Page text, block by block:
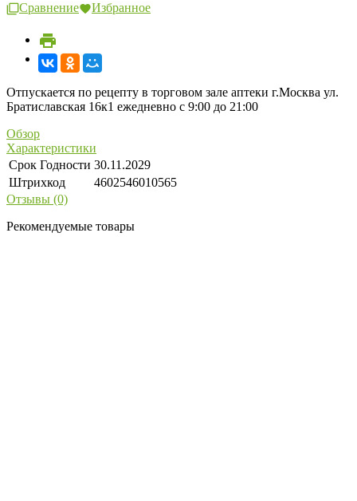
Сравнение Избранное
Отпускается по рецепту в торговом зале аптеки г.Москва ул.
Братиславская 16к1 ежедневно с 9:00 до 21:00
Обзор
Характеристики
Срок Годности 30.11.2029
Штрихкод
4602546010565
Отзывы (0)
Рекомендуемые товары